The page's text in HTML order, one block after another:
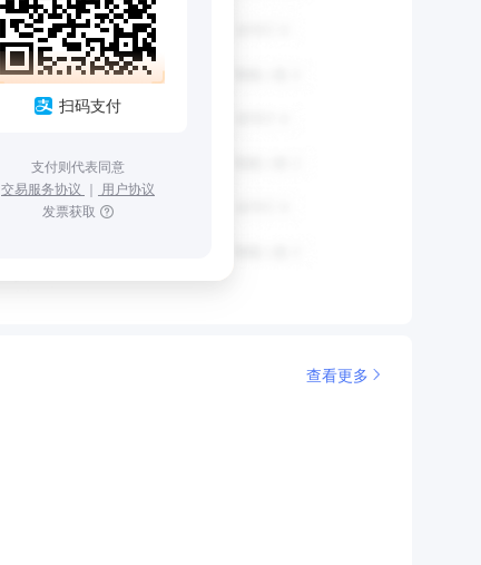
扫码支付
支付则代表同意
交易服务协议 ｜ 用户协议
发票获取
查看更多